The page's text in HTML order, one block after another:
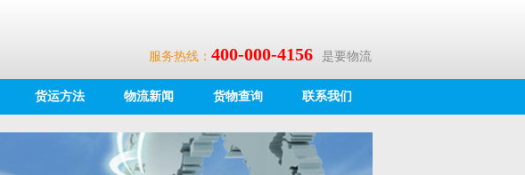
服务热线： 400-000-4156 是要物流
货运方法 物流新闻 货物查询 联系我们